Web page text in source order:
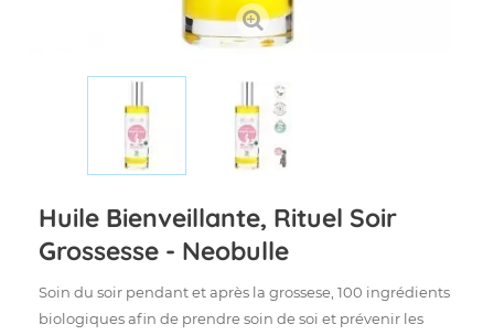
Huile Bienveillante, Rituel Soir
Grossesse - Neobulle
Soin du soir pendant et après la grossese, 100 ingrédients
biologiques afin de prendre soin de soi et prévenir les